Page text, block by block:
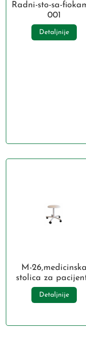
Radni-sto-sa-
001
Detaljnije
M-26,medicinska
stolica za
Detaljnije